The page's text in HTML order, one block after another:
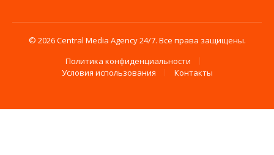
© 2026 Central Media Agency 24/7. Все права защищены.
Политика конфиденциальности
Условия использования
Контакты